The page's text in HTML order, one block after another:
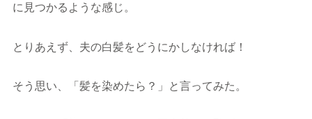
に見つかるような感じ。
とりあえず、夫の白髪をどうにかしなければ！
そう思い、「髪を染めたら？」と言ってみた。